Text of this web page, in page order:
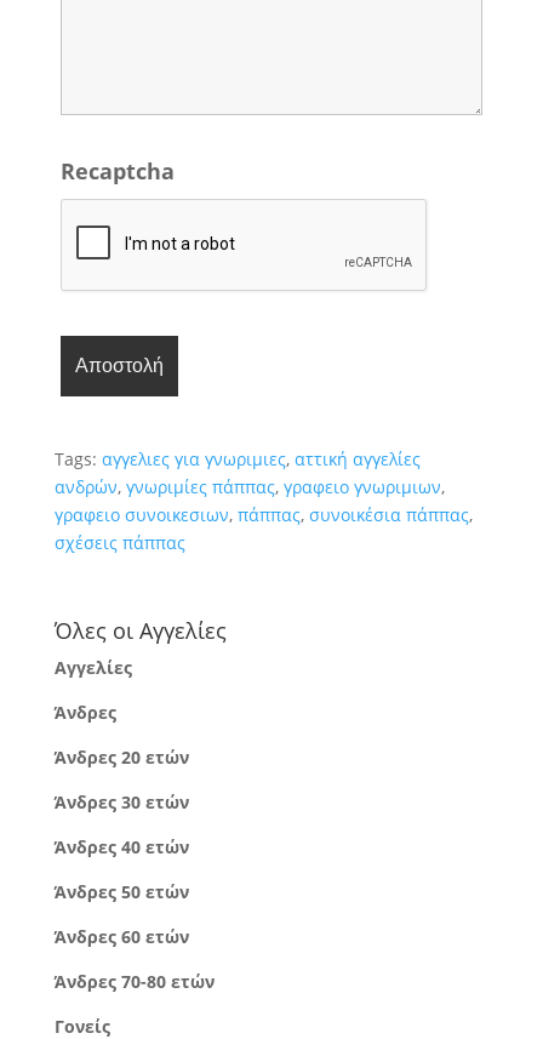
Recaptcha
Tags: αγγελιες για γνωριμιες, αττική αγγελίες
ανδρών, γνωριμίες πάππας, γραφειο γνωριμιων,
γραφειο συνοικεσιων, πάππας, συνοικέσια πάππας,
σχέσεις πάππας
Όλες οι Αγγελίες
Αγγελίες
Άνδρες
Άνδρες 20 ετών
Άνδρες 30 ετών
Άνδρες 40 ετών
Άνδρες 50 ετών
Άνδρες 60 ετών
Άνδρες 70-80 ετών
Γονείς